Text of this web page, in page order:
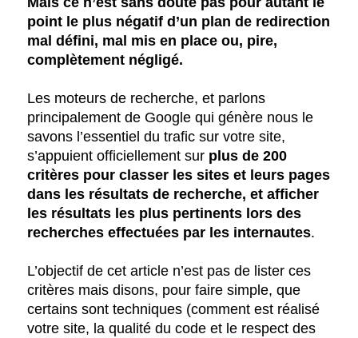
point le plus négatif d’un plan de redirection
mal défini, mal mis en place ou, pire,
complètement négligé.
Les moteurs de recherche, et parlons
principalement de Google qui génère nous le
savons l’essentiel du trafic sur votre site,
s’appuient officiellement sur plus de 200
critères pour classer les sites et leurs pages
dans les résultats de recherche, et afficher
les résultats les plus pertinents lors des
recherches effectuées par les internautes.
L’objectif de cet article n’est pas de lister ces
critères mais disons, pour faire simple, que
certains sont techniques (comment est réalisé
votre site, la qualité du code et le respect des